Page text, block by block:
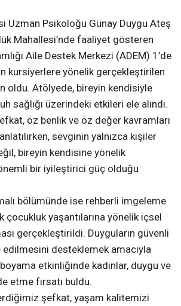
Uzman Psikoloğu Günay Duygu Ateş
Mahallesi’nde faaliyet gösteren
Aile Destek Merkezi (ADEM) 1’de
kursiyerlere yönelik gerçekleştirilen
oldu. Atölyede, bireyin kendisiyle
sağlığı üzerindeki etkileri ele alındı.
öz benlik ve öz değer kavramları
sevginin yalnızca kişiler
bireyin kendisine yönelik
bir iyileştirici güç olduğu
bölümünde ise rehberli imgeleme
çocukluk yaşantılarına yönelik içsel
gerçekleştirildi. Duyguların güvenli
desteklemek amacıyla
etkinliğinde kadınlar, duygu ve
etme fırsatı buldu.
şefkat, yaşam kalitemizi